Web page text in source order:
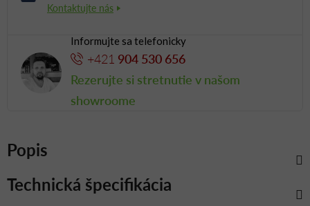
Informujte sa telefonicky
+421 904 530 656
Rezerujte si stretnutie v našom
showroome
Popis
Technická špecifikácia